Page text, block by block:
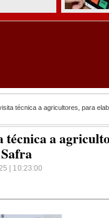
técnica a agricultores, para
a
| 10:23:00